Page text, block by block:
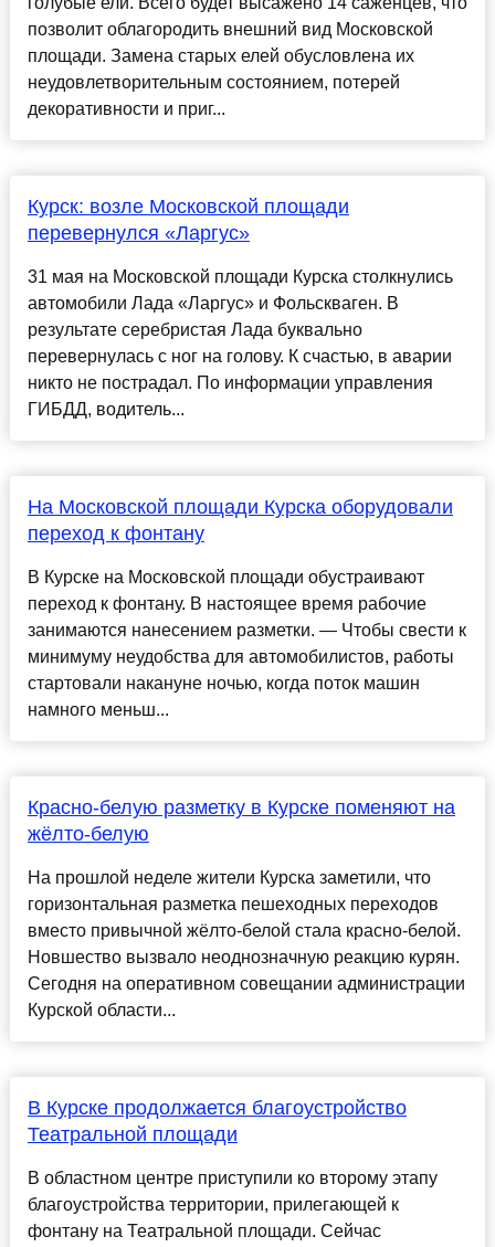
позволит облагородить внешний вид Московской
площади. Замена старых елей обусловлена их
неудовлетворительным состоянием, потерей
декоративности и приг...
Курск: возле Московской площади
перевернулся «Ларгус»
31 мая на Московской площади Курска столкнулись
автомобили Лада «Ларгус» и Фольскваген. В
результате серебристая Лада буквально
перевернулась с ног на голову. К счастью, в аварии
никто не пострадал. По информации управления
ГИБДД, водитель...
На Московской площади Курска оборудовали
переход к фонтану
В Курске на Московской площади обустраивают
переход к фонтану. В настоящее время рабочие
занимаются нанесением разметки. — Чтобы свести к
минимуму неудобства для автомобилистов, работы
стартовали накануне ночью, когда поток машин
намного меньш...
Красно-белую разметку в Курске поменяют на
жёлто-белую
На прошлой неделе жители Курска заметили, что
горизонтальная разметка пешеходных переходов
вместо привычной жёлто-белой стала красно-белой.
Новшество вызвало неоднозначную реакцию курян.
Сегодня на оперативном совещании администрации
Курской области...
В Курске продолжается благоустройство
Театральной площади
В областном центре приступили ко второму этапу
благоустройства территории, прилегающей к
фонтану на Театральной площади. Сейчас